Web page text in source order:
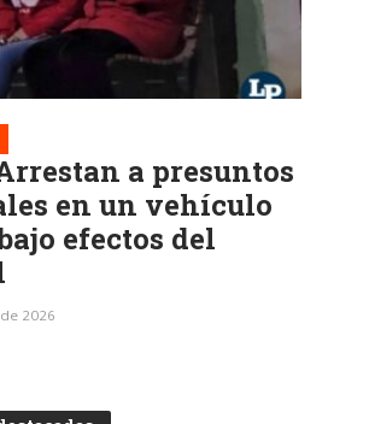
a presuntos
en un vehículo
efectos del
2026